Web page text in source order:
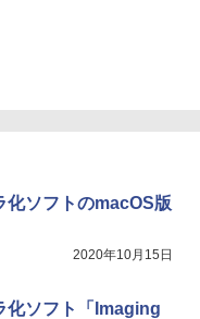
化ソフトのmacOS版
2020年10月15日
化ソフト「Imaging